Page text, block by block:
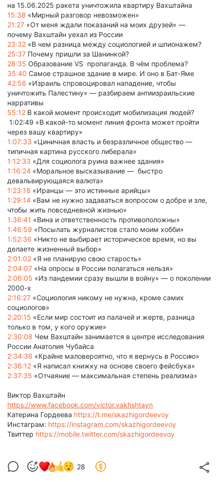
на 15.06.2025 ракета уничтожила квартиру Вахштайна
15:38 «Мирный разговор невозможен»
21:27 «От меня ждали показаний на моих друзей» —
почему Вахштайн уехал из России
23:32 «В чем разница между социологией и шпионажем?
25:37 Почему пришли за Шанинкой?
28:35 Образование VS пропагандa. В чём проблема?
35:40 Самое страшное здание в мире. И оно в Бат-Яме
42:56 «Израиль спровоцировал нападение, чтобы
уничтожить Палестину» — разбираем антиизраильские
нарративы
55:12 В какой момент происходит мобилизация людей?
1:02:49 «В какой-то момент линия фронта может пройти
через вашу квартиру»
1:07:33 «Циничная власть и безразличное общество —
типичная картина русского либерала»
1:12:33 «Для социолога руина важнее здания»
1:16:24 «Моральное высказывание — быстро
девальвирующаяся валюта»
1:23:18 «Иранцы — это истинные арийцы»
1:29:14 «Вам не нужно задаваться вопросом о добре и зле,
чтобы жить повседневной жизнью»
1:36:41 «Вина и ответственность противоположны»
1:46:59 «Посылать журналистов стало моим хобби»
1:52:36 «Никто не выбирает историческое время, но вы
делаете жизненный выбор»
2:01:02 «Я не планирую свою старость»
2:04:07 «На опросы в России полагаться нельзя»
2:06:05 «Из пандемии сразу вышли в войну» — о поколении
2000-х
2:16:27 «Социология никому не нужна, кроме самих
социологов»
2:20:15 «Если мир состоит из палачей и жертв, разница
только в том, у кого оружие»
2:30:08 Чем Вахштайн занимается в центре исследования
России Анатолия Чубайса
2:34:36 «Крайне маловероятно, что я вернусь в Россию»
2:36:12 «Я написал книжку на основе своего фейсбука»
2:37:35 «Отчаяние — максимальная степень реализма»
Виктор Вахштайн
https://www.facebook.com/victor.vakhshtayn
Катерина Гордеева https://t.me/skazhigordeevoy
Инстаграм: https://instagram.com/skazhigordeevoy
Твиттер https://mobile.twitter.com/skazhigordeevoy
28